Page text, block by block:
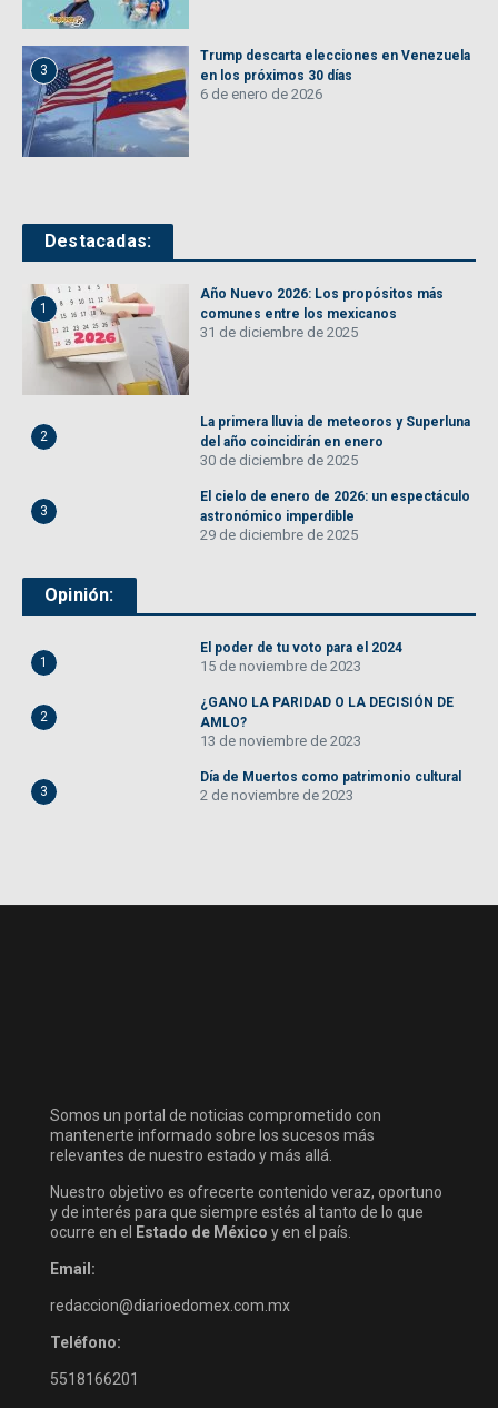
3
Trump descarta elecciones en Venezuela
en los próximos 30 días
6 de enero de 2026
Destacadas:
1
Año Nuevo 2026: Los propósitos más
comunes entre los mexicanos
31 de diciembre de 2025
2
La primera lluvia de meteoros y Superluna
del año coincidirán en enero
30 de diciembre de 2025
3
El cielo de enero de 2026: un espectáculo
astronómico imperdible
29 de diciembre de 2025
Opinión:
1
El poder de tu voto para el 2024
15 de noviembre de 2023
2
¿GANO LA PARIDAD O LA DECISIÓN DE
AMLO?
13 de noviembre de 2023
3
Día de Muertos como patrimonio cultural
2 de noviembre de 2023
Somos un portal de noticias comprometido con
mantenerte informado sobre los sucesos más
relevantes de nuestro estado y más allá.
Nuestro objetivo es ofrecerte contenido veraz, oportuno
y de interés para que siempre estés al tanto de lo que
ocurre en el
Estado de México y en el país.
Email:
redaccion@diarioedomex.com.mx
Teléfono:
5518166201